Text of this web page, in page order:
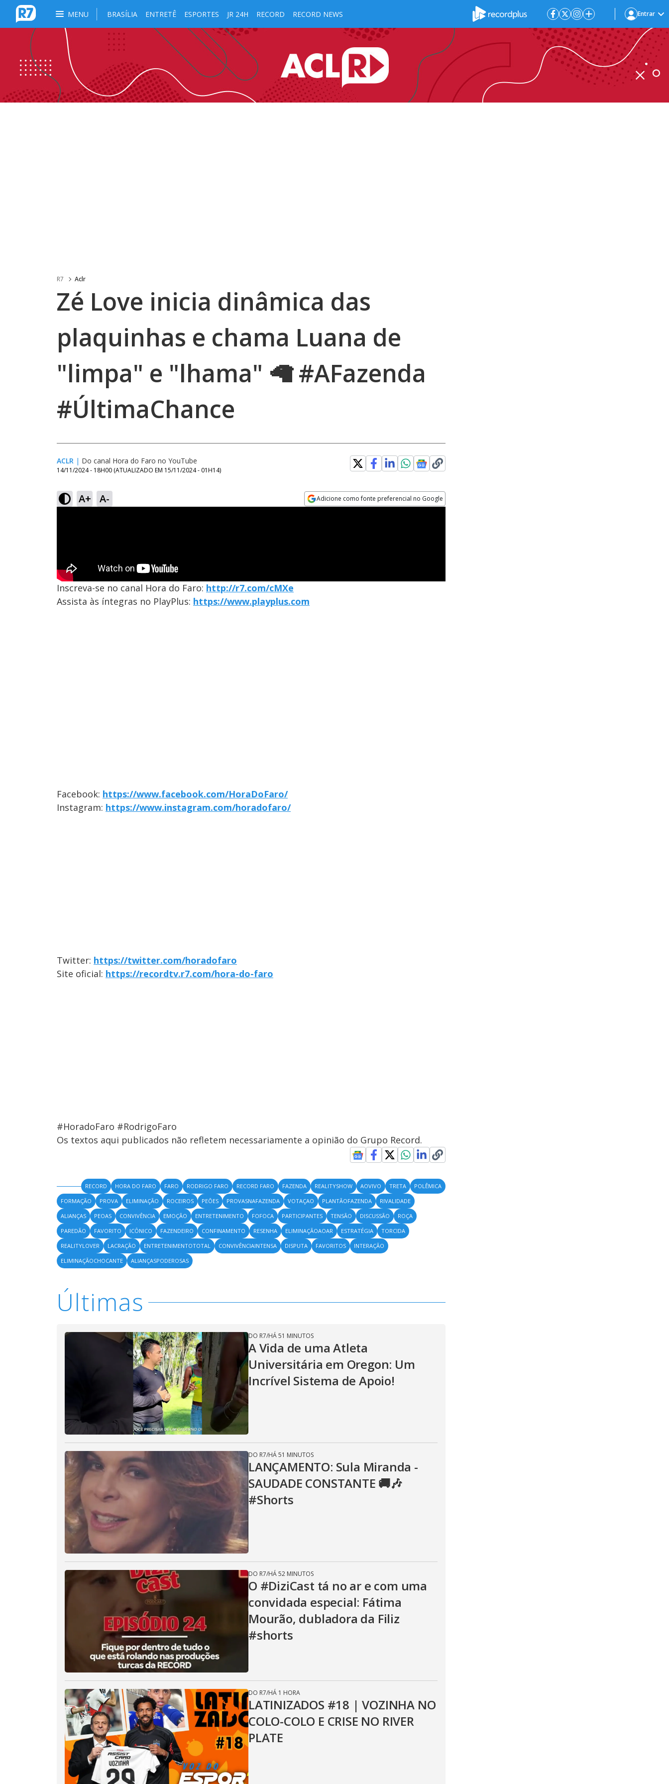
MENU BRASÍLIA ENTRETÊ ESPORTES JR 24H RECORD RECORD NEWS Entrar
R7 Aclr
Zé Love inicia dinâmica das
plaquinhas e chama Luana de
"limpa" e "lhama" 🦙 #AFazenda
#ÚltimaChance
ACLR | Do canal Hora do Faro no YouTube
14/11/2024 - 18H00 (ATUALIZADO EM 15/11/2024 - 01H14)
A+ A- Adicione como fonte preferencial no Google
Inscreva-se no canal Hora do Faro: http://r7.com/cMXe
Assista às íntegras no PlayPlus: https://www.playplus.com
Facebook: https://www.facebook.com/HoraDoFaro/
Instagram: https://www.instagram.com/horadofaro/
Twitter: https://twitter.com/horadofaro
Site oficial: https://recordtv.r7.com/hora-do-faro
#HoradoFaro #RodrigoFaro
Os textos aqui publicados não refletem necessariamente a opinião do Grupo Record.
RECORD HORA DO FARO FARO RODRIGO FARO RECORD FARO FAZENDA REALITYSHOW AOVIVO TRETA
POLÊMICA
FORMAÇÃO
PROVA ELIMINAÇÃO ROCEIROS PEÕES PROVASNAFAZENDA VOTAÇAO PLANTÃOFAZENDA
RIVALIDADE
ALIANÇAS
PEOAS CONVIVÊNCIA EMOÇÃO ENTRETENIMENTO FOFOCA PARTICIPANTES TENSÃO DISCUSSÃO
ROÇA
PAREDÃO
FAVORITO ICÔNICO FAZENDEIRO CONFINAMENTO RESENHA ELIMINAÇÃOAOAR ESTRATÉGIA
TORCIDA
REALITYLOVER
LACRAÇÃO ENTRETENIMENTOTOTAL CONVIVÊNCIAINTENSA DISPUTA FAVORITOS
INTERAÇÃO
ELIMINAÇÃOCHOCANTE
ALIANÇASPODEROSAS
Últimas
DO R7/HÁ 51 MINUTOS
A Vida de uma Atleta
Universitária em Oregon: Um
Incrível Sistema de Apoio!
DO R7/HÁ 51 MINUTOS
LANÇAMENTO: Sula Miranda -
SAUDADE CONSTANTE 🚚🎶
#Shorts
DO R7/HÁ 52 MINUTOS
O #DiziCast tá no ar e com uma
convidada especial: Fátima
Mourão, dubladora da Filiz
#shorts
DO R7/HÁ 1 HORA
LATINIZADOS #18 | VOZINHA NO
COLO-COLO E CRISE NO RIVER
PLATE